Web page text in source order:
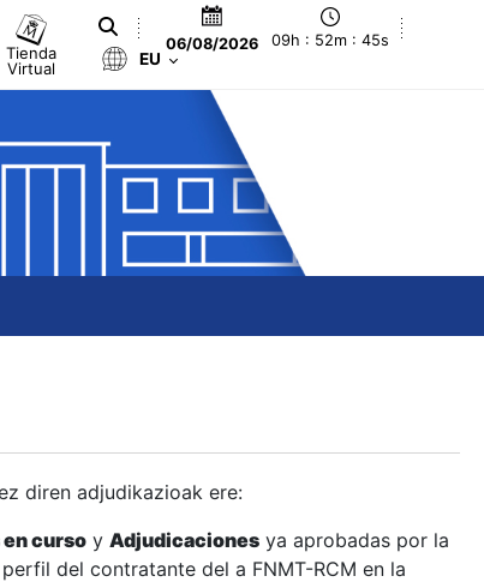
Tienda
Virtual
06/08/2026 09h : 52m : 45s
EU
diren adjudikazioak ere:
curso y Adjudicaciones ya aprobadas por la
del contratante del a FNMT-RCM en la